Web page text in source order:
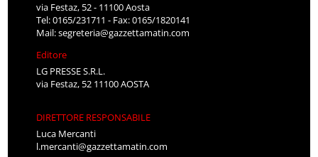
via Festaz, 52 - 11100 Aosta
Tel: 0165/231711 - Fax: 0165/1820141
Mail:segreteria@gazzettamatin.com
Editore
LG PRESSE S.R.L.
via Festaz, 52 11100 AOSTA
DIRETTORE RESPONSABILE
Luca Mercanti
l.mercanti@gazzettamatin.com